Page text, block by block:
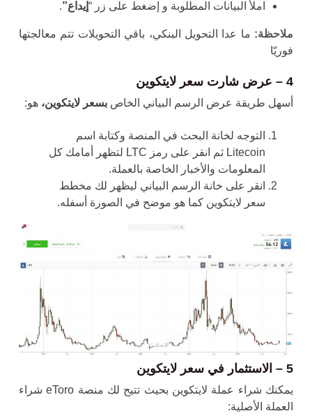
املأ البيانات المطلوبة و إضغط على زر “ إيداع”.
ملاحظة: ما عدا التحويل البنكي، باقي التحويلات تتم معالجتها
فوريّا
4 – عرض شارت سعر لايتكوين
أسهل طريقة عرض الرسم البياني الخاص بسعر لايتكوين، هو:
التوجه لخانة البحث في المنصة وكتابة اسم
Litecoin ثم انقر على رمز LTC لتظهر أمامك كل
المعلومات والأخبار الخاصة بالعملة.
انقر على خانة الرسم البياني ليظهر لك مخطط
سعر لايتكوين كما هو موضح في الصورة أسفله.
5 – الاستثمار في سعر لايتكوين
يمكنك شراء عملة لايتكوين بحيث تتيح لك منصة eToro شراء
العملة الأصلية: